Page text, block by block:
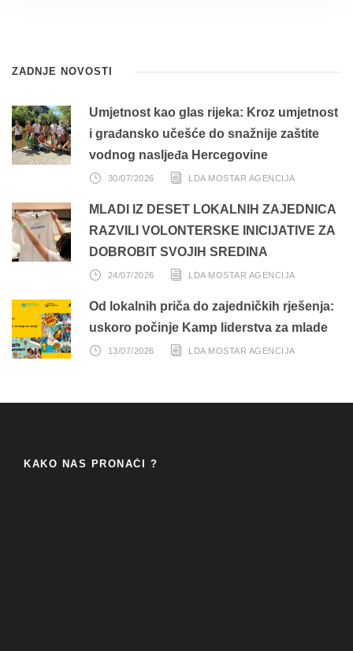
ZADNJE NOVOSTI
Umjetnost kao glas rijeka: Kroz umjetnost
i građansko učešće do snažnije zaštite
vodnog nasljeđa Hercegovine
30/07/2026 LDA MOSTAR AGENCIJA
MLADI IZ DESET LOKALNIH ZAJEDNICA
RAZVILI VOLONTERSKE INICIJATIVE ZA
DOBROBIT SVOJIH SREDINA
24/07/2026 LDA MOSTAR AGENCIJA
Od lokalnih priča do zajedničkih rješenja:
uskoro počinje Kamp liderstva za mlade
13/07/2026 LDA MOSTAR AGENCIJA
KAKO NAS PRONAĆI ?